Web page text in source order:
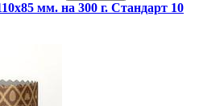
мм. на 300 г. Стандарт 10